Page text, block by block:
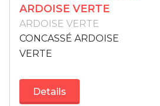
ARDOISE VERTE
ARDOISE VERTE
CONCASSÉ ARDOISE
VERTE
Details